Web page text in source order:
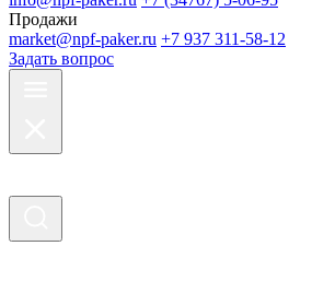
Продажи
market@npf-paker.ru +7 937 311-58-12
Задать вопрос